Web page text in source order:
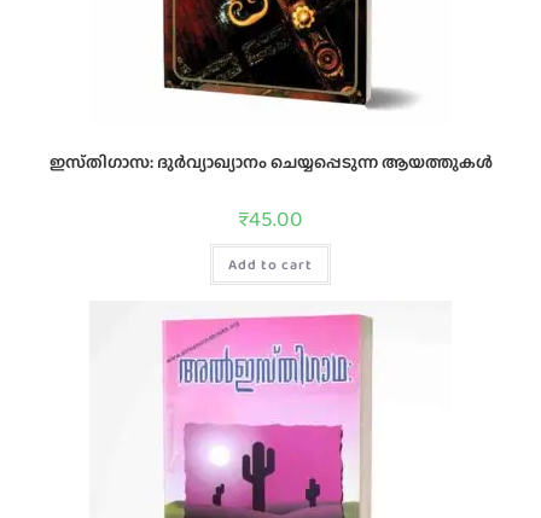
ഇസ്‌തിഗാസ: ദുര്‍വ്യാഖ്യാനം ചെയ്യപ്പെടുന്ന ആയത്തുകള്‍
₹45.00
Add to cart